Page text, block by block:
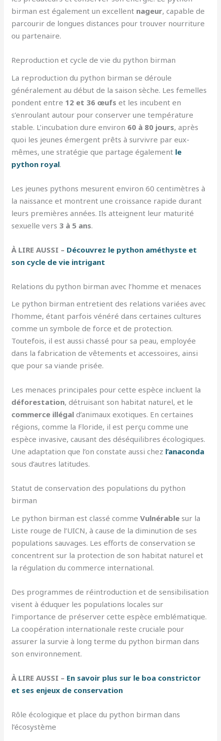
birman est également un excellent nageur, capable de
parcourir de longues distances pour trouver nourriture
ou partenaire.
Reproduction et cycle de vie du python birman
La reproduction du python birman se déroule
généralement au début de la saison sèche. Les femelles
pondent entre 12 et 36 œufs et les incubent en
s’enroulant autour pour conserver une température
stable. L’incubation dure environ 60 à 80 jours, après
quoi les jeunes émergent prêts à survivre par eux-
mêmes, une stratégie que partage également le
python royal.
Les jeunes pythons mesurent environ 60 centimètres à
la naissance et montrent une croissance rapide durant
leurs premières années. Ils atteignent leur maturité
sexuelle vers 3 à 5 ans.
À LIRE AUSSI – Découvrez le python améthyste et
son cycle de vie intrigant
Relations du python birman avec l’homme et menaces
Le python birman entretient des relations variées avec
l’homme, étant parfois vénéré dans certaines cultures
comme un symbole de force et de protection.
Toutefois, il est aussi chassé pour sa peau, employée
dans la fabrication de vêtements et accessoires, ainsi
que pour sa viande prisée.
Les menaces principales pour cette espèce incluent la
déforestation, détruisant son habitat naturel, et le
commerce illégal d’animaux exotiques. En certaines
régions, comme la Floride, il est perçu comme une
espèce invasive, causant des déséquilibres écologiques.
Une adaptation que l’on constate aussi chez l’anaconda
sous d’autres latitudes.
Statut de conservation des populations du python
birman
Le python birman est classé commeVulnérable sur la
Liste rouge de l’UICN, à cause de la diminution de ses
populations sauvages. Les efforts de conservation se
concentrent sur la protection de son habitat naturel et
la régulation du commerce international.
Des programmes de réintroduction et de sensibilisation
visent à éduquer les populations locales sur
l’importance de préserver cette espèce emblématique.
La coopération internationale reste cruciale pour
assurer la survie à long terme du python birman dans
son environnement.
À LIRE AUSSI – En savoir plus sur le boa constrictor
et ses enjeux de conservation
Rôle écologique et place du python birman dans
l’écosystème